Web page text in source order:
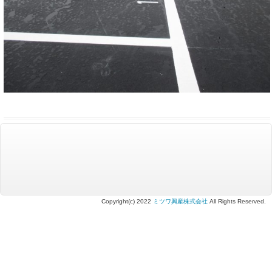
Copyright(c) 2022 ミツワ興産株式会社 All Rights Reserved.